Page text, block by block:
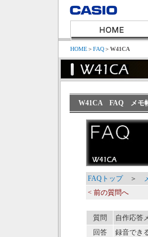
HOME＞FAQ＞W41CA
W41CA FAQ メモ
FAQトップ＞
< 前の質問へ
質問
自作応答
回答
録音でき